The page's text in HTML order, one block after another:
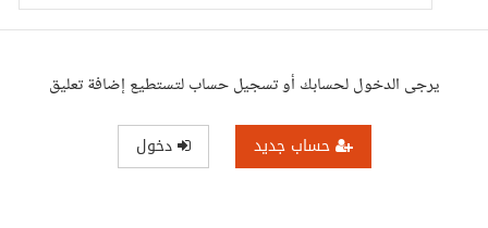
يرجى الدخول لحسابك أو تسجيل حساب لتستطيع إضافة تعليق
حساب جديد دخول